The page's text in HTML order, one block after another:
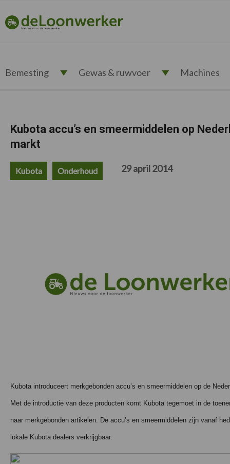
de
hoofdnavigatie
de
hoofd
de
eerste
de
voettekst
deloonwerker.nl
Bemesting Gewas & ruwvoer Machines
Kubota accu’s en smeermiddelen op
markt
Kubota Onderhoud 29 april 2014
Kubota introduceert merkgebonden accu’s en smeermiddelen op de
Met de introductie van deze producten komt Kubota tegemoet in de
naar merkgebonden artikelen. De accu’s en smeermiddelen zijn vanaf
lokale Kubota dealers verkrijgbaar.